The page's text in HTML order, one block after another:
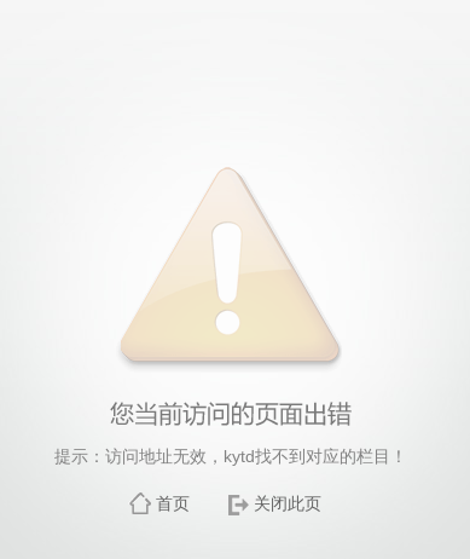
提示：访问地址无效，kytd找不到对应的栏目！
首页 关闭此页